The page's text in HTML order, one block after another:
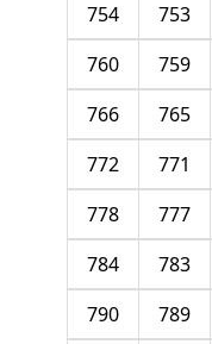
753
754
759
760
765
766
771
772
777
778
783
784
789
790